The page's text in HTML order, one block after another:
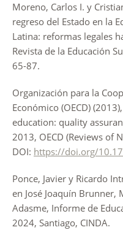
Moreno, Carlos I. y
regreso del Estado en la
Latina: reformas legales
Revista de la Educación
65-87.
Organización para la
Económico (OECD)
education: quality
2013, OECD (Reviews of
DOI: https://doi.org/
Ponce, Javier y Ricardo
en José Joaquín
Adasme, Informe de
2024, Santiago, CINDA.